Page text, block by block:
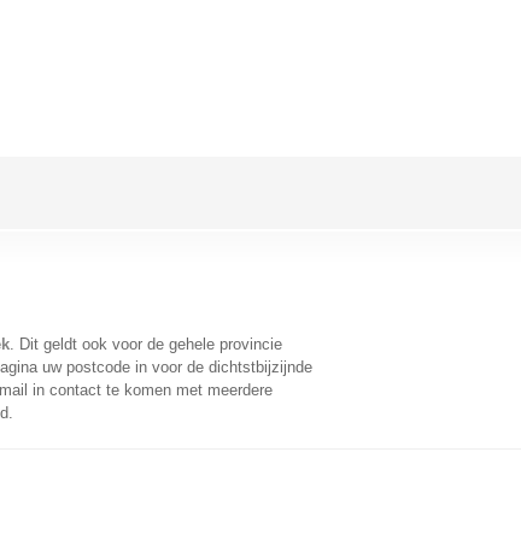
. Dit geldt ook voor de gehele provincie
uw postcode in voor de dichtstbijzijnde
in contact te komen met meerdere